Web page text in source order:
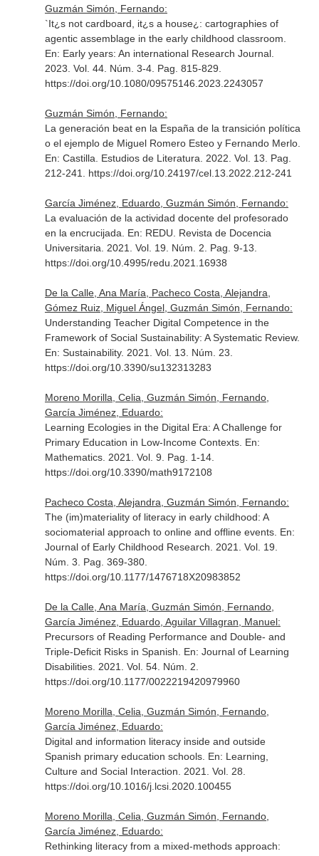
Guzmán Simón, Fernando:
`It¿s not cardboard, it¿s a house¿: cartographies of
agentic assemblage in the early childhood classroom.
En: Early years: An international Research Journal.
2023. Vol. 44. Núm. 3-4. Pag. 815-829.
https://doi.org/10.1080/09575146.2023.2243057
Guzmán Simón, Fernando:
La generación beat en la España de la transición política
o el ejemplo de Miguel Romero Esteo y Fernando Merlo.
En: Castilla. Estudios de Literatura . 2022. Vol. 13. Pag.
212-241. https://doi.org/10.24197/cel.13.2022.212-241
García Jiménez, Eduardo, Guzmán Simón, Fernando:
La evaluación de la actividad docente del profesorado
en la encrucijada. En: REDU. Revista de Docencia
Universitaria . 2021. Vol. 19. Núm. 2. Pag. 9-13.
https://doi.org/10.4995/redu.2021.16938
De la Calle, Ana María, Pacheco Costa, Alejandra,
Gómez Ruiz, Miguel Ángel, Guzmán Simón, Fernando:
Understanding Teacher Digital Competence in the
Framework of Social Sustainability: A Systematic Review.
En: Sustainability. 2021. Vol. 13. Núm. 23.
https://doi.org/10.3390/su132313283
Moreno Morilla, Celia, Guzmán Simón, Fernando,
García Jiménez, Eduardo:
Learning Ecologies in the Digital Era: A Challenge for
Primary Education in Low-Income Contexts. En:
Mathematics. 2021. Vol. 9. Pag. 1-14.
https://doi.org/10.3390/math9172108
Pacheco Costa, Alejandra, Guzmán Simón, Fernando:
The (im)materiality of literacy in early childhood: A
sociomaterial approach to online and offline events. En:
Journal of Early Childhood Research . 2021. Vol. 19.
Núm. 3. Pag. 369-380.
https://doi.org/10.1177/1476718X20983852
De la Calle, Ana María, Guzmán Simón, Fernando,
García Jiménez, Eduardo, Aguilar Villagran, Manuel:
Precursors of Reading Performance and Double- and
Triple-Deficit Risks in Spanish. En: Journal of Learning
Disabilities. 2021. Vol. 54. Núm. 2.
https://doi.org/10.1177/0022219420979960
Moreno Morilla, Celia, Guzmán Simón, Fernando,
García Jiménez, Eduardo:
Digital and information literacy inside and outside
Spanish primary education schools. En: Learning,
Culture and Social Interaction . 2021. Vol. 28.
https://doi.org/10.1016/j.lcsi.2020.100455
Moreno Morilla, Celia, Guzmán Simón, Fernando,
García Jiménez, Eduardo:
Rethinking literacy from a mixed-methods approach: